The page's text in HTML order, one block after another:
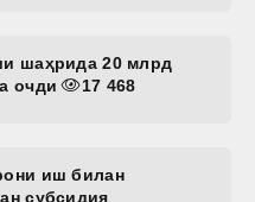
шаҳрида 20 млрд
очди
17 468
иш билан
субсидия